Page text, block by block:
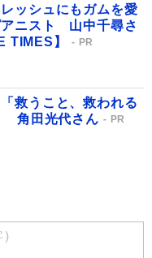
ッシュにもガムを愛
アニスト 山中千尋さ
TIMES】
PR
「救うこと、救われる
角田光代さん
PR